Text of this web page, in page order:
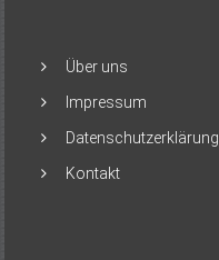
Über uns
Impressum
Datenschutzerklärung
Kontakt